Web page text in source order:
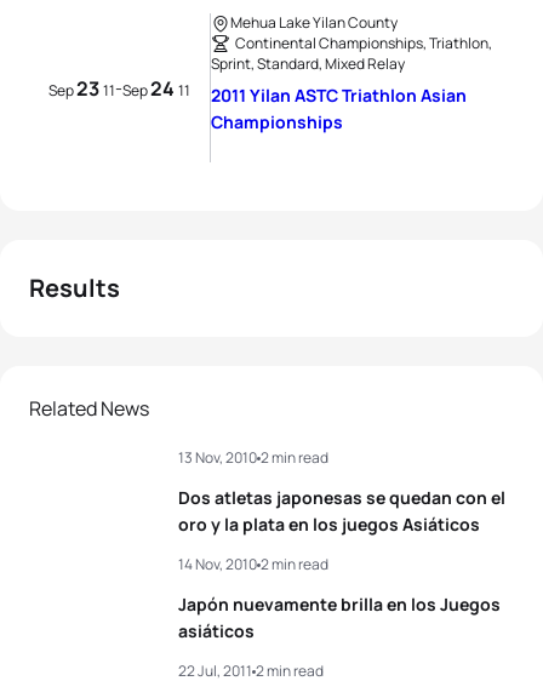
Sep2311-Sep24 11
Mehua Lake Yilan County
Continental Championships, Triathlon,
Sprint, Standard, Mixed Relay
2011 Yilan ASTC Triathlon Asian
Championships
Results
Related News
Dos atletas japonesas se quedan con el
oro y la plata en los juegos Asiáticos
13 Nov, 20102 min read
Japón nuevamente brilla en los Juegos
asiáticos
14 Nov, 20102 min read
22 Jul, 2011 2 min read